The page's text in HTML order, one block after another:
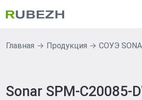
Главная Продукция СОУЭ
Sonar SPM-C20085-